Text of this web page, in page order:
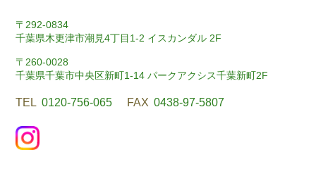
〒292-0834
千葉県木更津市潮見4丁目1-2 イスカンダル 2F
〒260-0028
千葉県千葉市中央区新町1-14 パークアクシス千葉新町2F
TEL 0120-756-065 FAX 0438-97-5807